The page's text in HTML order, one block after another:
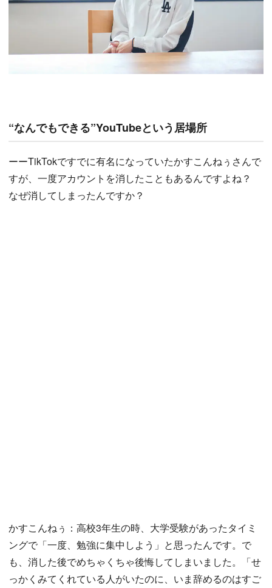
“なんでもできる”YouTubeという居場所
ーーTikTokですでに有名になっていたかすこんねぅさんで
すが、一度アカウントを消したこともあるんですよね？
なぜ消してしまったんですか？
かすこんねぅ：高校3年生の時、大学受験があったタイミ
ングで「一度、勉強に集中しよう」と思ったんです。で
も、消した後でめちゃくちゃ後悔してしまいました。「せ
っかくみてくれている人がいたのに、いま辞めるのはすご